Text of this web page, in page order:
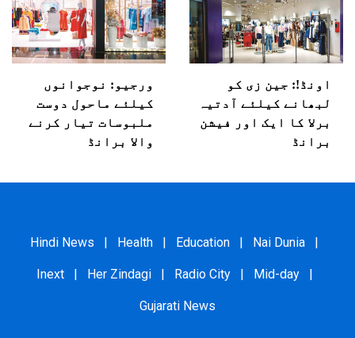
اونڈ!: جین زی کو
لبھانے کیلئے آدتیہ
برلا کا ایک اور فیشن
برانڈ
ورجیو: نوجوانوں
کیلئے ماحول دوست
ملبوسات تیار کرنے
والا برانڈ
Hindi News | Health | Education | Nai Dunia |
Inext | Her Zindagi | Radio City | Mid-day |
Gujarati News